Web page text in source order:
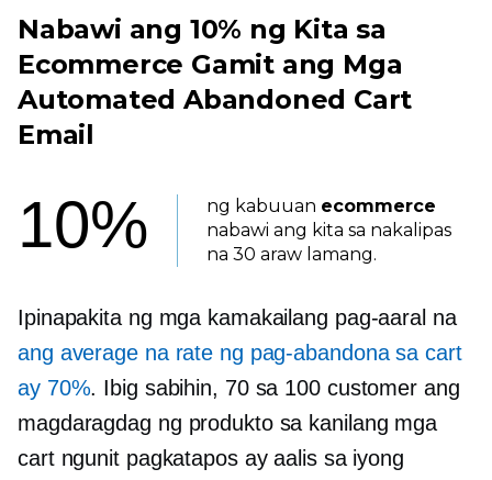
Nabawi ang 10% ng Kita sa
Ecommerce Gamit ang Mga
Automated Abandoned Cart
Email
10% ng kabuuan ecommerce
nabawi ang kita sa nakalipas
na 30 araw lamang.
Ipinapakita ng mga kamakailang pag-aaral na
ang average na rate ng pag-abandona sa cart
ay 70%. Ibig sabihin, 70 sa 100 customer ang
magdaragdag ng produkto sa kanilang mga
cart ngunit pagkatapos ay aalis sa iyong